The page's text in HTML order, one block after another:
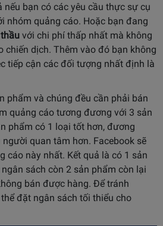
bạn có các yêu cầu thực sự cụ
nhóm quảng cáo. Hoặc bạn đang
với chi phí thấp nhất mà không
chiến dịch. Thêm vào đó bạn không
tiếp cận các đối tượng nhất định là
phẩm và chúng đều cần phải bán
quảng cáo tương đương với 3 sản
phẩm có 1 loại tốt hơn, đương
quan tâm hơn. Facebook sẽ
cáo này nhất. Kết quả là có 1 sản
sách còn 2 sản phẩm còn lại
bán được hàng. Để tránh
đặt ngân sách tối thiểu cho